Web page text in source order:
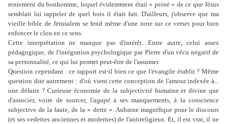
reniement du bonhomme, lequel évidemment était « peiné » de ce que Jésus
semblait lui rappeler de quel bois il était fait. D'ailleurs, j'observe que ma
vieille bible de Jérusalem se fend même d'une note sur ce verset pour bien
enfoncer le clou en ce sens.
Cette interprétation ne manque pas d'intérêt. Entre autre, celui assez
pédagogique, de l'intégration psychologique par Pierre d'un vécu négatif de
sa personnalité, ce qui lui permet peut-être de l'assumer.
Question cependant : ce rapport est-il bien ce que l'évangile établit ? Même
question dite autrement : d'où vient cette conception de l'amour indexée à...
une défaite ? Curieuse économie de la subjectivité humaine et divine que
d'associer, voire de sourcer, l'agapèà ses manquements, à la conscience
subjective de la faute, de la « dette ». Aubaine magnifique pour le discours
(et ses vedettes anciennes et modernes) de l'antireligieux. Et, il est vrai, il ne